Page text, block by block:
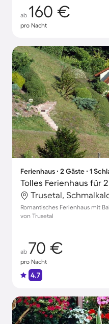
ab 160 €
pro Nacht
Ferienhaus ∙ 2 Gäste ∙ 1
Tolles Ferienhaus für
Romantisches Ferienhaus mit
von Trusetal
ab 70 €
pro Nacht
4.7